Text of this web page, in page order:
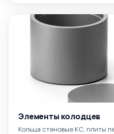
Элементы колодцев
Кольца стеновые КС, плиты